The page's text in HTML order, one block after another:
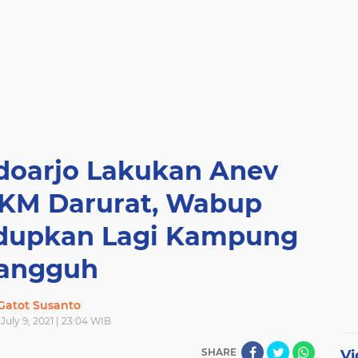
Lakukan Anev
Darurat, Wabup
Lagi Kampung
Susanto
9, 2021 | 23:04 WIB
SHARE